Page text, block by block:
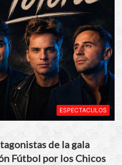
ESPECTACULOS
de la gala
Fútbol por los Chicos